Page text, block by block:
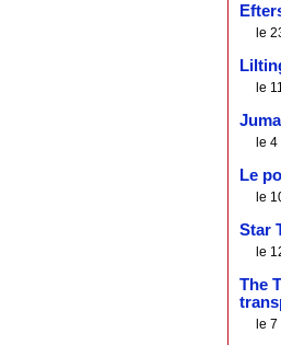
le
le
le
Le
le
Star
le
The
le